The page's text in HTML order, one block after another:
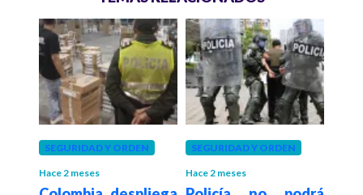
SEGURIDAD Y ORDEN
Hace 2 meses
SEGURIDAD Y ORDEN
Hace 2 meses